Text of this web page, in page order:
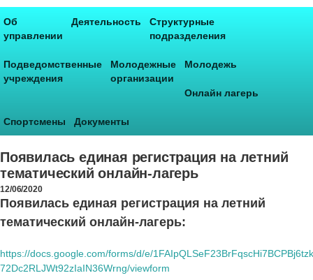
Об
управлении
Деятельность
Структурные
подразделения
Подведомственные
учреждения
Молодежные
организации
Молодежь
Онлайн лагерь
Спортсмены Документы
Появилась единая регистрация на летний
тематический онлайн-лагерь
12/06/2020
Появилась единая регистрация на летний
тематический онлайн-лагерь:
https://docs.google.com/forms/d/e/
72Dc2RLJWt92zIaIN36Wrng/viewform